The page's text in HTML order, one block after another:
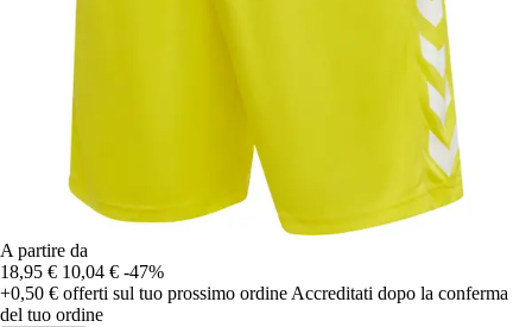
A partire da
18,95 € 10,04 € -47%
+0,50 € offerti sul tuo prossimo ordine Accreditati dopo la conferma
del tuo ordine